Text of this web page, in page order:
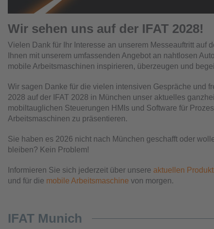
Wir sehen uns auf der IFAT 2028!
Vielen Dank für Ihr Interesse an unserem Messeauftritt auf
Ihnen mit unserem umfassenden Angebot an nahtlosen
mobile Arbeitsmaschinen inspirieren, überzeugen und
Wir sagen Danke für die vielen intensiven Gespräche und
2028 auf der IFAT 2028 in München unser aktuelles
mobiltauglichen Steuerungen HMIs und Software für
Arbeitsmaschinen zu präsentieren.
Sie haben es 2026 nicht nach München geschafft oder
bleiben? Kein Problem!
Informieren Sie sich jederzeit über unsere aktuellen
und für die mobile Arbeitsmaschine von morgen.
IFAT Munich